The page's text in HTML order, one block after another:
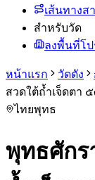
เส้นทางส
สำหรับวัด
ลงพื้นที่โ
หน้าแรก วัดดัง
สวดใต้ถ้ำเจ็ดตา
ไทยพุทธ
พุทธศัก